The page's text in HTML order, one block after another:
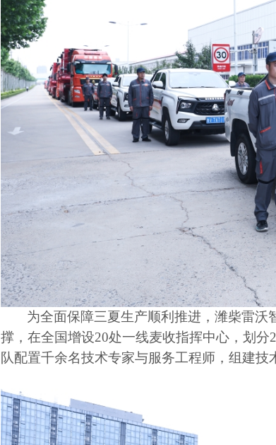
为全面保障三夏生产顺利推进，潍柴雷沃
撑，在全国增设20处一线麦收指挥中心，划分
队配置千余名技术专家与服务工程师，组建技